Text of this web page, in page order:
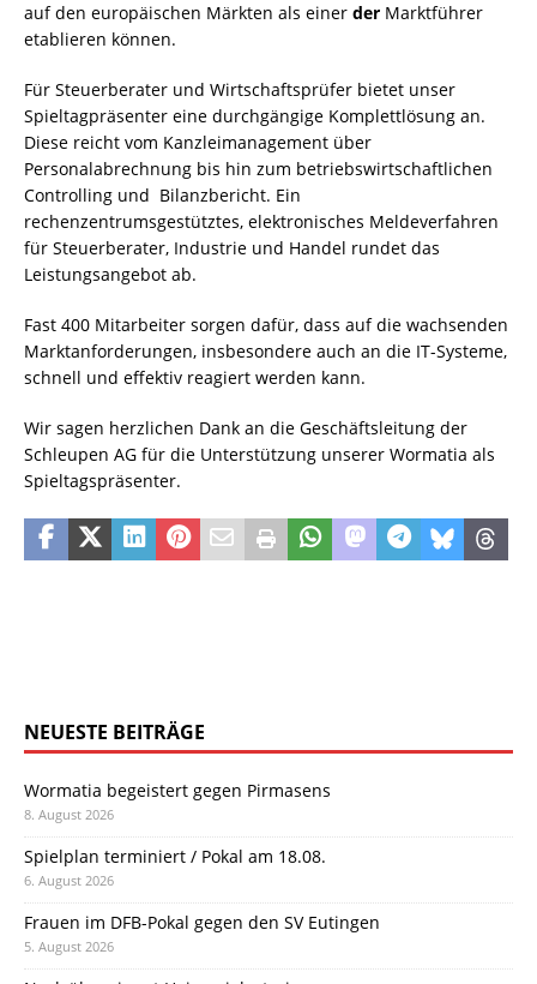
auf den europäischen Märkten als einer der Marktführer
etablieren können.
Für Steuerberater und Wirtschaftsprüfer bietet unser
Spieltagpräsenter eine durchgängige Komplettlösung an.
Diese reicht vom Kanzleimanagement über
Personalabrechnung bis hin zum betriebswirtschaftlichen
Controlling und Bilanzbericht. Ein
rechenzentrumsgestütztes, elektronisches Meldeverfahren
für Steuerberater, Industrie und Handel rundet das
Leistungsangebot ab.
Fast 400 Mitarbeiter sorgen dafür, dass auf die wachsen­den
Marktanforderungen, insbesondere auch an die IT-Systeme,
schnell und effektiv reagiert werden kann.
Wir sagen herzlichen Dank an die Geschäftsleitung der
Schleupen AG für die Unterstützung unserer Wormatia als
Spieltagspräsenter.
NEUESTE BEITRÄGE
Wormatia begeistert gegen Pirmasens
8. August 2026
Spielplan terminiert / Pokal am 18.08.
6. August 2026
Frauen im DFB-Pokal gegen den SV Eutingen
5. August 2026